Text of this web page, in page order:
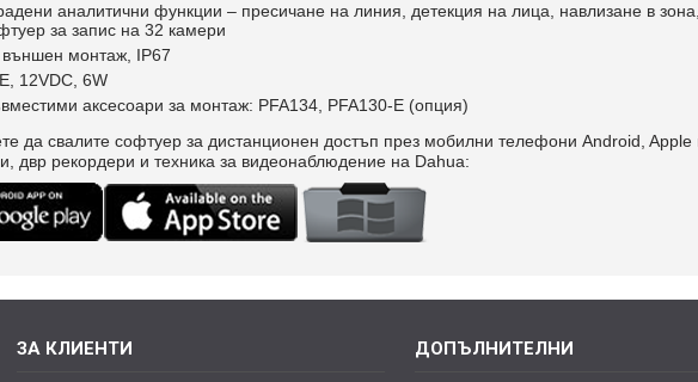
аналитични функции – пресичане на линия, детекция на лица, навлизане в
за запис на 32 камери
монтаж, IP67
12VDC, 6W
аксесоари за монтаж: PFA134, PFA130-E (опция)
да свалите софтуер за дистанционен достъп през мобилни телефони Android,
двр рекордери и техника за видеонаблюдение на Dahua:
ЗА КЛИЕНТИ ДОПЪЛНИТЕЛНИ